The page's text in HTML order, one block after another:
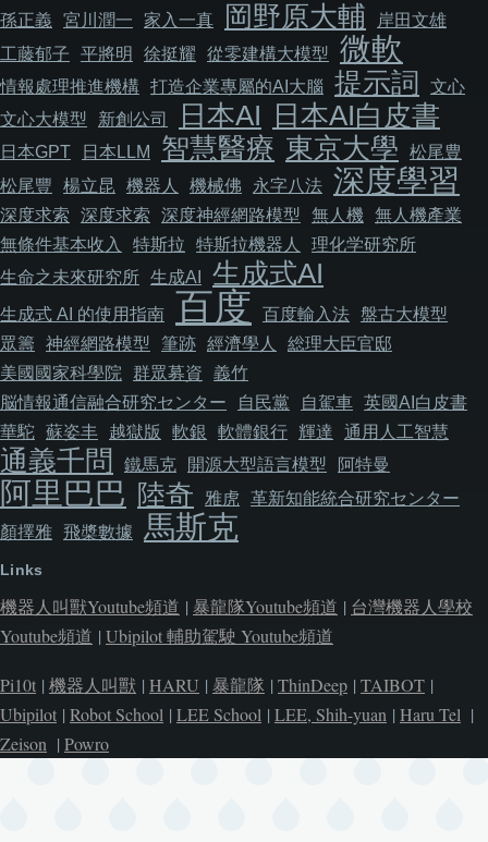
孫正義
宮川潤一 家入一真 岡野原大輔
岸田文雄
工藤郁子
平將明 徐挺耀 從零建構大模型 微軟
情報處理推進機構 打造企業專屬的AI大腦 提示詞
文心
文心大模型
新創公司 日本AI 日本AI白皮書
日本GPT 日本LLM 智慧醫療 東京大學
松尾豊
松尾豐
楊立昆 機器人 機械佛 永字八法 深度學習
深度求索 深度求索 深度神經網路模型 無人機
無人機產業
無條件基本收入
特斯拉 特斯拉機器人
理化学研究所
生命之未來研究所 生成AI 生成式AI
生成式 AI 的使用指南 百度 百度輸入法 盤古大模型
眾籌
神經網路模型 筆跡 經濟學人
総理大臣官邸
美國國家科學院
群眾募資
義竹
脳情報通信融合研究センター
自民黨 自駕車 英國AI白皮書
華駝 蘇姿丰 越獄版 軟銀 軟體銀行 輝達 通用人工智慧
通義千問 鐵馬克 開源大型語言模型 阿特曼
阿里巴巴 陸奇 雅虎
革新知能統合研究センター
顏擇雅 飛槳數據 馬斯克
Links
機器人叫獸Youtube頻道 | 暴龍隊Youtube頻道 | 台灣機器人學校
Youtube頻道 | Ubipilot 輔助駕駛 Youtube頻道
Pi10t | 機器人叫獸 | HARU | 暴龍隊 | ThinDeep | TAIBOT |
Ubipilot | Robot School | LEE School | LEE, Shih-yuan | Haru Tel |
Zeison | Powro